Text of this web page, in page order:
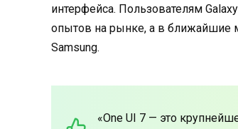
интерфейса. Пользователям
опытов на рынке, а в ближайшие
Samsung.
«One UI 7 — это